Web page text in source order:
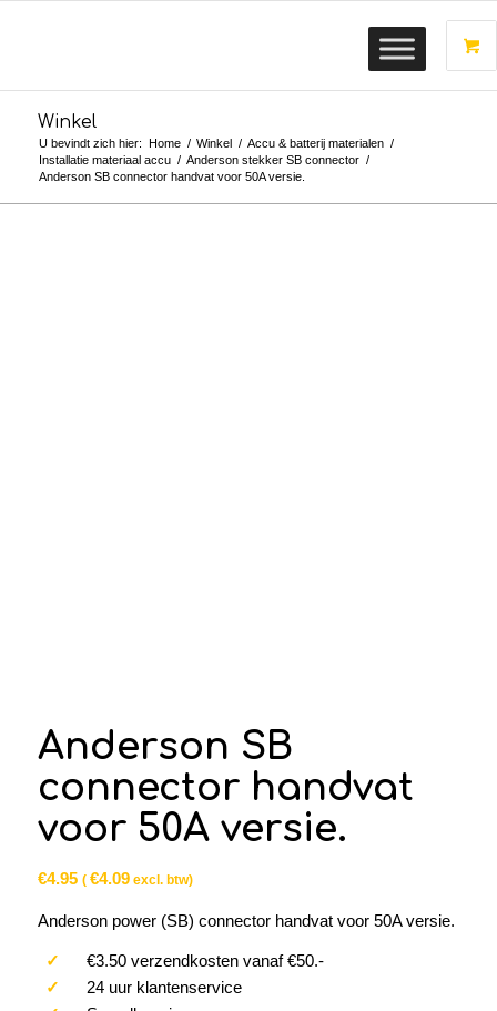
Winkel
U bevindt zich hier: Home / Winkel / Accu & batterij materialen /
Installatie materiaal accu / Anderson stekker SB connector /
Anderson SB connector handvat voor 50A versie.
Anderson SB
connector handvat
voor 50A versie.
€4.95 ( €4.09excl. btw)
Anderson power (SB) connector handvat voor 50A versie.
✓ €3.50 verzendkosten vanaf €50.-
✓ 24 uur klantenservice